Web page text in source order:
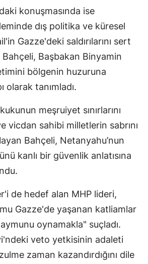
konuşmasında ise
dış politika ve küresel
Gazze'deki saldırılarını sert
Başbakan Binyamin
bölgenin huzuruna
olarak tanımladı.
meşruiyet sınırlarını
vicdan sahibi milletlerin sabrını
Bahçeli, Netanyahu’nun
kanlı bir güvenlik anlatısına
de hedef alan MHP lideri,
Gazze'de yaşanan katliamlar
oynamakla" suçladı.
veto yetkisinin adaleti
zaman kazandırdığını dile